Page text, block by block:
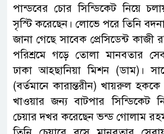
পান্ডবের চোর সিন্ডিকেট নিয়ে
সৃস্টি করেছেন। লোভে পরে তিনি
জানা গেছে সাবেক প্রেসিডেন্ট
পরিশ্রমে গড়ে তোলা মানবতার
ঢাকা আহ্ছানিয়া মিশন (ডাম)।
(বর্তমানে কারান্তরীন) খায়রুল
খাওয়ার জন্য বাটপার সিন্ডিকেট
চেয়ার দখর করেছেন ভন্ড গোলাম